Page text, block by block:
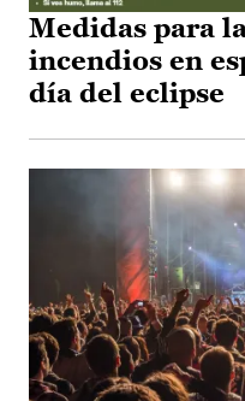
Medidas para
incendios en
día del eclipse